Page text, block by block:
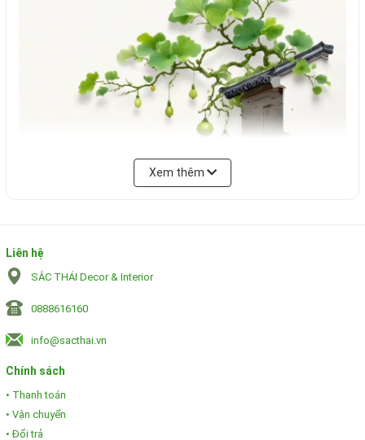
Tác phẩm không chỉ đơn thuần là một vật dụng trang trí mà
màu vàng cam của hoa và sắc đen huyền bí của chú mèo, tạo
cảm giác sạch sẽ, thoáng đãng cho phòng ngủ.
Bố cục: Sự kết hợp giữa mảng trống tinh tế và các chi tiết
Xem thêm
Liên hệ
SẮC THÁI Decor & Interior
0888616160
info@sacthai.vn
Chính sách
• Thanh toán
• Vận chuyển
• Đổi trả